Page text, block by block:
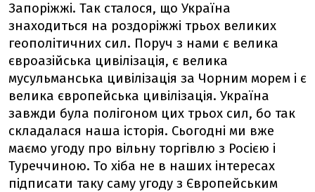
Запоріжжі. Так сталося, що Україна
знаходиться на роздоріжжі трьох великих
геополітичних сил. Поруч з нами є велика
євроазійська цивілізація, є велика
мусульманська цивілізація за Чорним морем і є
велика європейська цивілізація. Україна
завжди була полігоном цих трьох сил, бо так
складалася наша історія. Сьогодні ми вже
маємо угоду про вільну торгівлю з Росією і
Туреччиною. То хіба не в наших інтересах
підписати таку саму угоду з Європейським